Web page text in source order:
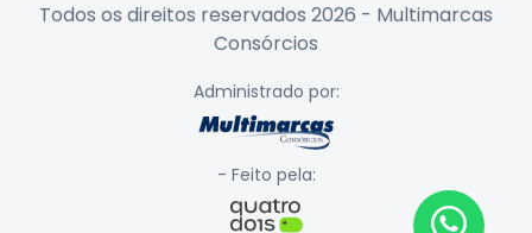
Todos os direitos reservados 2026 - Multimarcas
Consórcios
Administrado por:
- Feito pela: